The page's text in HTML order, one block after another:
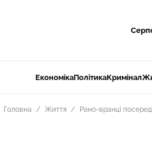
ЕкономікаПолітикаКримінал
Головна Життя Рано-вранці